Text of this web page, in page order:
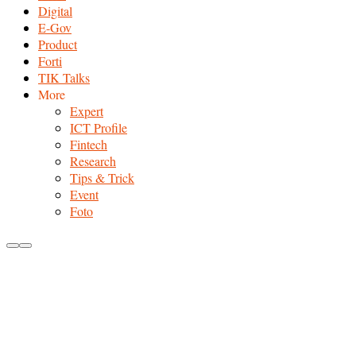
Digital
E-Gov
Product
Forti
TIK Talks
More
Expert
ICT Profile
Fintech
Research
Tips & Trick
Event
Foto